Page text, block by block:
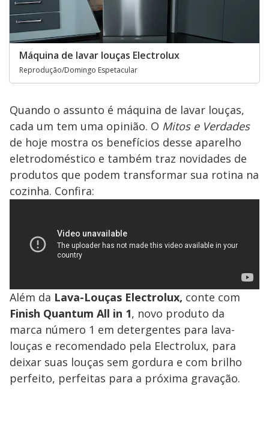
Máquina de lavar louças Electrolux
Reprodução/Domingo Espetacular
Quando o assunto é máquina de lavar louças,
cada um tem uma opinião. O Mitos e Verdades
de hoje mostra os benefícios desse aparelho
eletrodoméstico e também traz novidades de
produtos que podem transformar sua rotina na
cozinha. Confira:
Além da Lava-Louças Electrolux, conte com
Finish Quantum All in 1, novo produto da
marca número 1 em detergentes para lava-
louças e recomendado pela Electrolux, para
deixar suas louças sem gordura e com brilho
perfeito, perfeitas para a próxima gravação.